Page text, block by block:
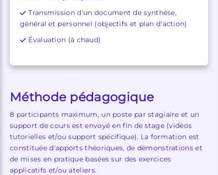
Transmission d'un document de synthèse,
général et personnel (objectifs et plan d'action)
Évaluation (à chaud)
Méthode pédagogique
8 participants maximum, un poste par stagiaire et un
support de cours est envoyé en fin de stage (vidéos
tutorielles et/ou support spécifique). La formation est
constituée d'apports théoriques, de démonstrations et
de mises en pratique basées sur des exercices
applicatifs et/ou ateliers.